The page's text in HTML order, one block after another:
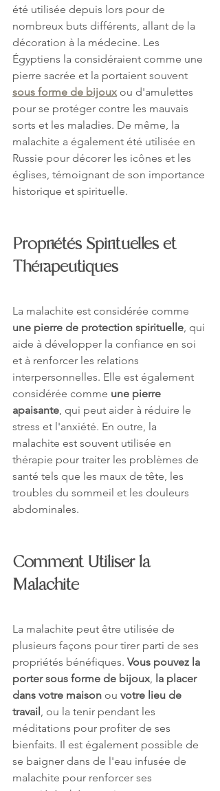
été utilisée depuis lors pour de
nombreux buts différents, allant de la
décoration à la médecine. Les
Égyptiens la considéraient comme une
pierre sacrée et la portaient souvent
sous forme de bijoux ou d'amulettes
pour se protéger contre les mauvais
sorts et les maladies. De même, la
malachite a également été utilisée en
Russie pour décorer les icônes et les
églises, témoignant de son importance
historique et spirituelle.
Propriétés Spirituelles et
Thérapeutiques
La malachite est considérée comme
une pierre de protection spirituelle, qui
aide à développer la confiance en soi
et à renforcer les relations
interpersonnelles. Elle est également
considérée comme une pierre
apaisante, qui peut aider à réduire le
stress et l'anxiété. En outre, la
malachite est souvent utilisée en
thérapie pour traiter les problèmes de
santé tels que les maux de tête, les
troubles du sommeil et les douleurs
abdominales.
Comment Utiliser la
Malachite
La malachite peut être utilisée de
plusieurs façons pour tirer parti de ses
propriétés bénéfiques. Vous pouvez la
porter sous forme de bijoux, la placer
dans votre maison ou votre lieu de
travail, ou la tenir pendant les
méditations pour profiter de ses
bienfaits. Il est également possible de
se baigner dans de l'eau infusée de
malachite pour renforcer ses